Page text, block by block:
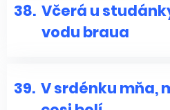
38. Včerá u
vodu braua
39. V srdénku mňa,